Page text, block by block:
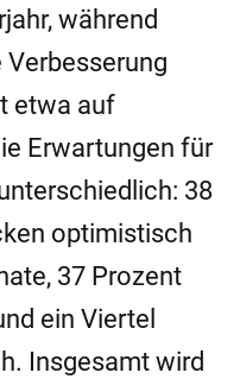
während
Verbesserung
etwa auf
Erwartungen für
38
optimistisch
37 Prozent
ein Viertel
Insgesamt wird